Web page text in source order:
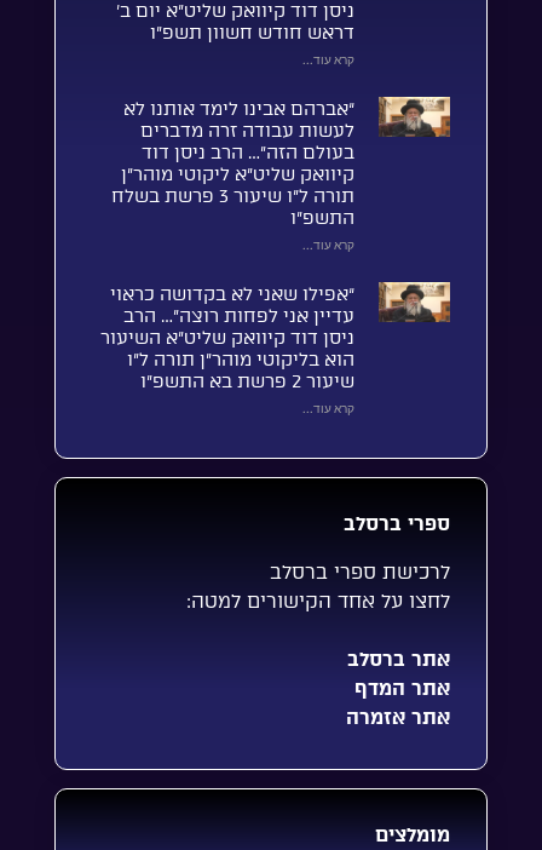
ניסן דוד קיוואק שליט”א יום ב’
דראש חודש חשוון תשפ”ו
קרא עוד...
“אברהם אבינו לימד אותנו לא
לעשות עבודה זרה מדברים
בעולם הזה”… הרב ניסן דוד
קיוואק שליט”א ליקוטי מוהר”ן
תורה ל”ו שיעור 3 פרשת בשלח
התשפ”ו
קרא עוד...
“אפילו שאני לא בקדושה כראוי
עדיין אני לפחות רוצה”… הרב
ניסן דוד קיוואק שליט”א השיעור
הוא בליקוטי מוהר”ן תורה ל”ו
שיעור 2 פרשת בא התשפ”ו
קרא עוד...
ספרי ברסלב
לרכישת ספרי ברסלב
לחצו על אחד הקישורים למטה:
אתר ברסלב
אתר המדף
אתר אזמרה
מומלצים